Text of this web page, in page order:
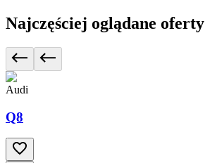
Najczęściej oglądane oferty
Audi
Q8